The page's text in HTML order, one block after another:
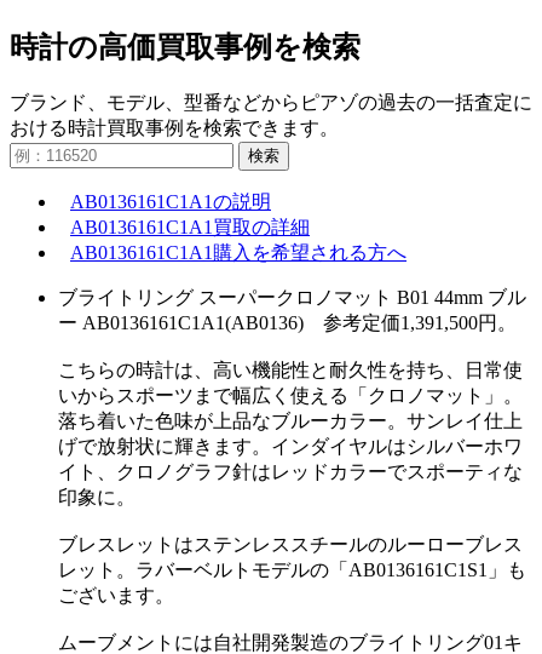
時計の高価買取事例を検索
ブランド、モデル、型番などからピアゾの過去の一括査定に
おける時計買取事例を検索できます。
検索
AB0136161C1A1の説明
AB0136161C1A1買取の詳細
AB0136161C1A1購入を希望される方へ
ブライトリング スーパークロノマット B01 44mm ブル
ー AB0136161C1A1(AB0136) 参考定価1,391,500円。
こちらの時計は、高い機能性と耐久性を持ち、日常使
いからスポーツまで幅広く使える「クロノマット」。
落ち着いた色味が上品なブルーカラー。サンレイ仕上
げで放射状に輝きます。インダイヤルはシルバーホワ
イト、クロノグラフ針はレッドカラーでスポーティな
印象に。
ブレスレットはステンレススチールのルーローブレス
レット。ラバーベルトモデルの「AB0136161C1S1」も
ございます。
ムーブメントには自社開発製造のブライトリング01キ